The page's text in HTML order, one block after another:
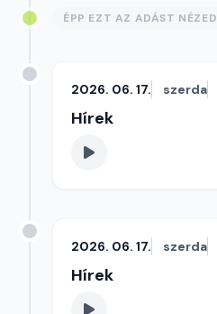
ÉPP EZT AZ ADÁST NÉZED
2026. 06. 17. szerda
Hírek
2026. 06. 17. szerda
Hírek